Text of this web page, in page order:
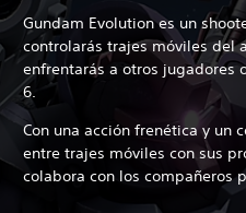
Gundam Evolution es un
controlarás trajes móviles del
enfrentarás a otros jugadores
6.
Con una acción frenética y un
entre trajes móviles con sus
colabora con los compañeros